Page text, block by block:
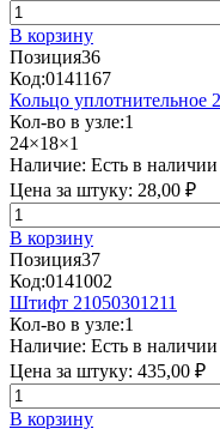
В корзину
Позиция36
Код:0141167
Кольцо уплотнительное
Кол-во в узле:1
24×18×1
Наличие: Есть в наличии
Цена за штуку: 28,00 ₽
В корзину
Позиция37
Код:0141002
Штифт 21050301211
Кол-во в узле:1
Наличие: Есть в наличии
Цена за штуку: 435,00 ₽
В корзину